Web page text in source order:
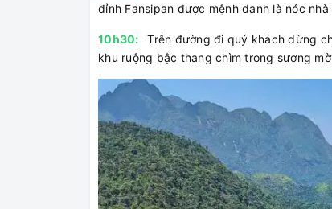
đỉnh Fansipan được mệnh danh là nóc
10h30:
Trên đường đi quý khách dừng
khu ruộng bậc thang chìm trong sương